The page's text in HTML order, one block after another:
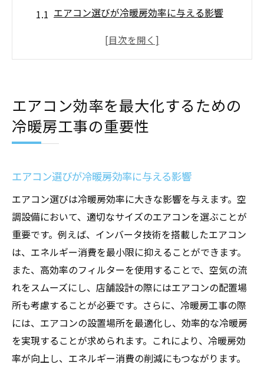
エアコン選びが冷暖房効率に与える影響
適切な冷暖房工事でエネルギー消費を削減
エアコン効率を上げる設置場所の選び方
空調設備の定期メンテナンスが店舗設計に与え
定期メンテナンスで店舗空間の快適さを維
店舗設計におけるメンテナンスの重要性
空調設備のメンテナンスと店舗のエネルギ
ー効率
メンテナンスを怠ると店舗に及ぶ影響
店舗設計と空調設備の相互関係
定期的な点検がもたらす店舗の長期的なメ
リット
冷暖房工事プロが教えるフィルター清掃のコツ
と頻度
エアコン効率を最大化するための
冷暖房工事の重要性
エアコン選びが冷暖房効率に与える影響
エアコン選びは冷暖房効率に大きな影響を与えます。空
調設備において、適切なサイズのエアコンを選ぶことが
重要です。例えば、インバータ技術を搭載したエアコン
は、エネルギー消費を最小限に抑えることができます。
また、高効率のフィルターを使用することで、空気の流
れをスムーズにし、店舗設計の際にはエアコンの配置場
所も考慮することが必要です。さらに、冷暖房工事の際
には、エアコンの設置場所を最適化し、効率的な冷暖房
を実現することが求められます。これにより、冷暖房効
率が向上し、エネルギー消費の削減にもつながります。